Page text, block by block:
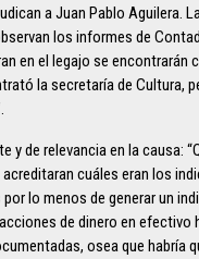
a Juan Pablo Aguilera.
los informes de
en el legajo se encontrarán
la secretaría de Cultura,
de relevancia en la causa:
cuáles eran los
lo menos de generar un
de dinero en efectivo
osea que habría